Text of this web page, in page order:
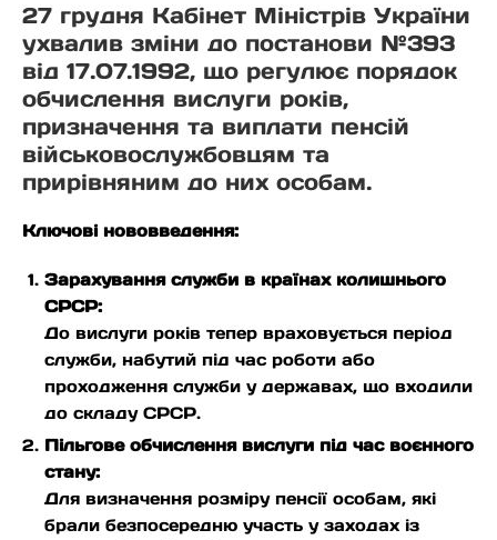
27 грудня Кабінет Міністрів України
ухвалив зміни до постанови №393
від 17.07.1992, що регулює порядок
обчислення вислуги років,
призначення та виплати пенсій
військовослужбовцям та
прирівняним до них особам.
Ключові нововведення:
Зарахування служби в країнах колишнього
СРСР:
До вислуги років тепер враховується період
служби, набутий під час роботи або
проходження служби у державах, що входили
до складу СРСР.
Пільгове обчислення вислуги під час воєнного
стану:
Для визначення розміру пенсії особам, які
брали безпосередню участь у заходах із